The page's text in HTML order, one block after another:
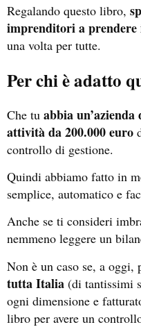
Regalando questo libro,
imprenditori a
una volta per tutte.
Per chi è adatto
Che tu abbia
attività da 200.000 euro
controllo di gestione.
Quindi abbiamo fatto in
semplice, automatico e
Anche se ti consideri
nemmeno leggere un
Non è un caso se, a oggi,
tutta Italia (di tantissimi
ogni dimensione e
libro per avere un